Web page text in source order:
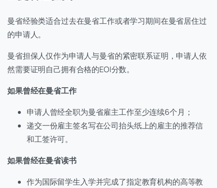
曼省经验类适合过去在曼省工作或者学习期间在曼省居住过
的申请人。
曼省担保人仅作为申请人与曼省的紧密联系证明，申请人依
然需要证明自己拥有合格的EOI分数。
如果曾经在曼省工作
申请人曾经全职为曼省雇主工作至少连续6个月；
递交一份雇主签名写在公司抬头纸上的雇主的推荐信
和工签许可。
如果曾经在曼省读书
作为国际留学生入学并完成了指定教育机构的高等教